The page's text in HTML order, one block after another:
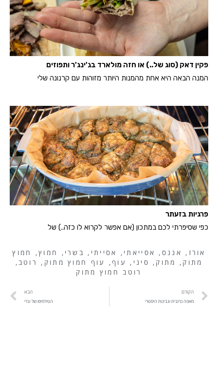
פקין דאק (סוג של..) או חזה מולארד בג'ינג'ר ותפוזים
המנה הבאה היא אחת מהמנות היותר מזוהות עם קרנונה שלי
פרגיות בזעתר
כפי שסיפרתי לכם במתכון (אם אפשר לקרוא לו כזה..) של
אורז , אננס , אסייאתי , אסייתי , בשרי , חמוץ,
חמוץ
מתוק , מתוק , סיני , עוף, עוף חמוץ מתוק , רוטב,
רוטב חמוץ מתוק
הקודם
מאפה כרובית וגבינות היסטרי
הבא
הטירמיסו של עדי